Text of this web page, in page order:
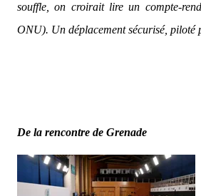
souffle, on croirait lire un compte-
ONU). Un déplacement sécurisé, piloté
De la rencontre de Grenade